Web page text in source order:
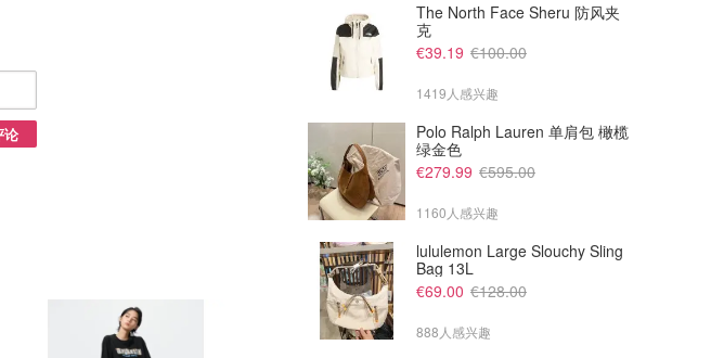
论
The North Face Sheru 防风夹
克
€39.19 €100.00
1419人感兴趣
Polo Ralph Lauren 单肩包 橄榄
绿金色
€279.99 €595.00
1160人感兴趣
lululemon Large Slouchy Sling
Bag 13L
€69.00 €128.00
888人感兴趣